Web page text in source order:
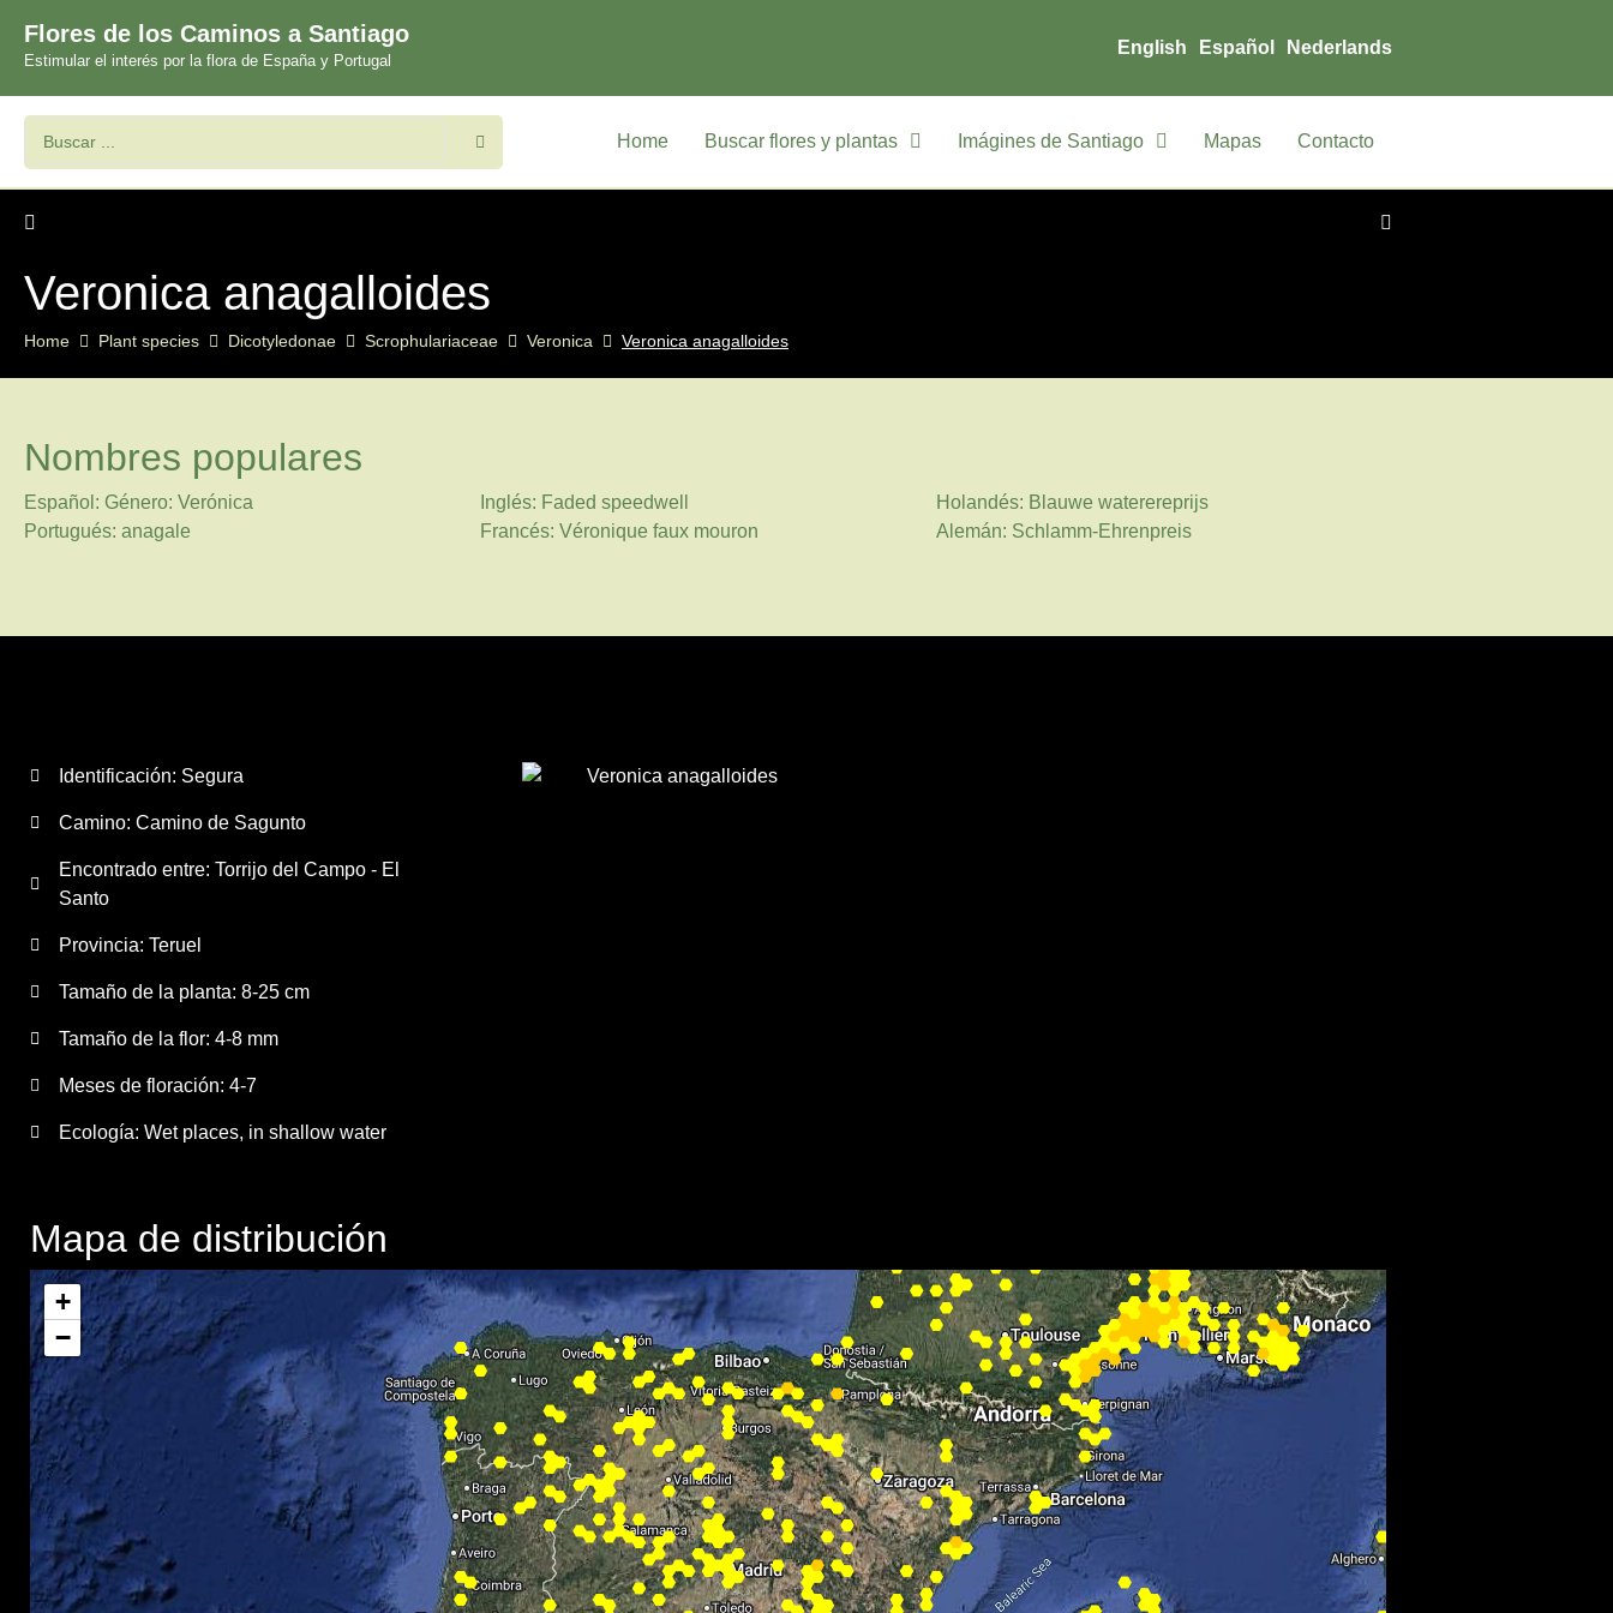
Flores de los Caminos a Santiago
Estimular el interés por la flora de España y Portugal
English Español Nederlands
Home Buscar flores y plantas Imágines de Santiago Mapas Contacto
Veronica anagalloides
Home Plant species Dicotyledonae Scrophulariaceae Veronica Veronica anagalloides
Nombres populares
Español: Género: Verónica Inglés: Faded speedwell
Holandés: Blauwe waterereprijs
Portugués: anagale
Francés: Véronique faux mouron Alemán: Schlamm-Ehrenpreis
Identificación: Segura
Camino: Camino de Sagunto
Encontrado entre: Torrijo del Campo - El
Santo
Provincia: Teruel
Tamaño de la planta: 8-25 cm
Tamaño de la flor: 4-8 mm
Meses de floración: 4-7
Ecología: Wet places, in shallow water
Mapa de distribución
+
−